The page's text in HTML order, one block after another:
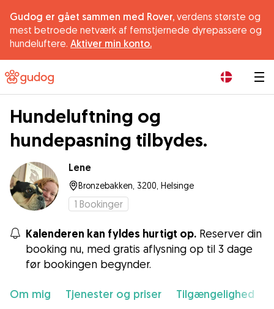
Gudog er gået sammen med Rover, verdens største og
mest betroede netværk af femstjernede dyrepassere og
hundeluftere. Aktiver min konto.
Hundeluftning og
hundepasning tilbydes.
Lene
Bronzebakken, 3200, Helsinge
1 Bookinger
Kalenderen kan fyldes hurtigt op. Reserver din
booking nu, med gratis aflysning op til 3 dage
før bookingen begynder.
Om mig Tjenester og priser Tilgængelighed